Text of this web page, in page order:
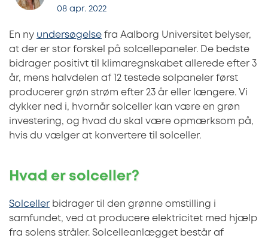
08 apr. 2022
En ny undersøgelse fra Aalborg Universitet belyser,
at der er stor forskel på solcellepaneler. De bedste
bidrager positivt til klimaregnskabet allerede efter 3
år, mens halvdelen af 12 testede solpaneler først
producerer grøn strøm efter 23 år eller længere. Vi
dykker ned i, hvornår solceller kan være en grøn
investering, og hvad du skal være opmærksom på,
hvis du vælger at konvertere til solceller.
Hvad er solceller?
Solceller bidrager til den grønne omstilling i
samfundet, ved at producere elektricitet med hjælp
fra solens stråler. Solcelleanlægget består af